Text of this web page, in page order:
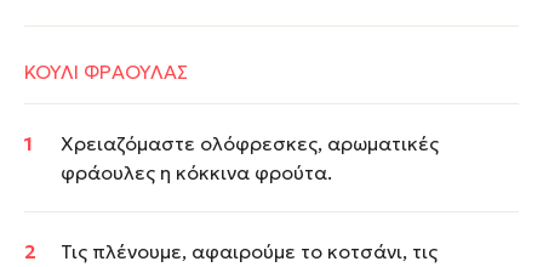
ΚΟΥΛΙ ΦΡΑΟΥΛΑΣ
Χρειαζόμαστε ολόφρεσκες, αρωματικές
φράουλες η κόκκινα φρούτα.
Τις πλένουμε, αφαιρούμε το κοτσάνι, τις